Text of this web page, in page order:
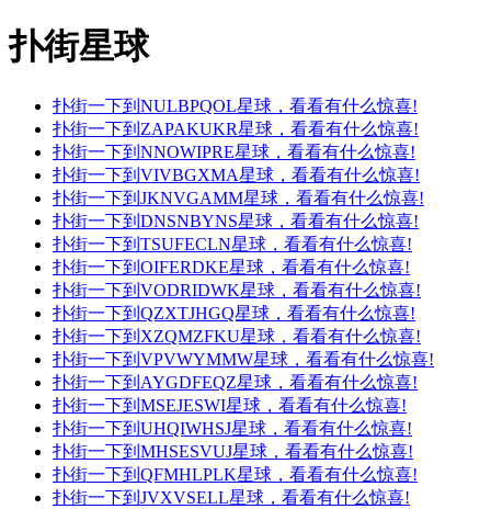
扑街星球
扑街一下到NULBPQOL星球，看看有什么惊喜!
扑街一下到ZAPAKUKR星球，看看有什么惊喜!
扑街一下到NNOWIPRE星球，看看有什么惊喜!
扑街一下到VIVBGXMA星球，看看有什么惊喜!
扑街一下到JKNVGAMM星球，看看有什么惊喜!
扑街一下到DNSNBYNS星球，看看有什么惊喜!
扑街一下到TSUFECLN星球，看看有什么惊喜!
扑街一下到OIFERDKE星球，看看有什么惊喜!
扑街一下到VODRIDWK星球，看看有什么惊喜!
扑街一下到QZXTJHGQ星球，看看有什么惊喜!
扑街一下到XZQMZFKU星球，看看有什么惊喜!
扑街一下到VPVWYMMW星球，看看有什么惊喜!
扑街一下到AYGDFEQZ星球，看看有什么惊喜!
扑街一下到MSEJESWI星球，看看有什么惊喜!
扑街一下到UHQIWHSJ星球，看看有什么惊喜!
扑街一下到MHSESVUJ星球，看看有什么惊喜!
扑街一下到QFMHLPLK星球，看看有什么惊喜!
扑街一下到JVXVSELL星球，看看有什么惊喜!